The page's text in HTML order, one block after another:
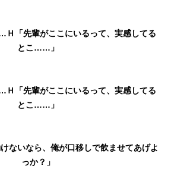
「先輩がここにいるって、実感してる
とこ……」
「先輩がここにいるって、実感してる
とこ……」
ないなら、俺が口移しで飲ませてあげよ
っか？」